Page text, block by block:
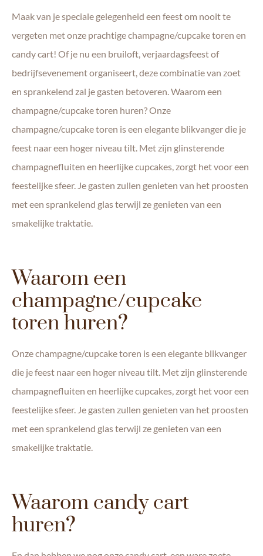
Maak van je speciale gelegenheid een feest om nooit te
vergeten met onze prachtige champagne/cupcake toren en
candy cart! Of je nu een bruiloft, verjaardagsfeest of
bedrijfsevenement organiseert, deze combinatie van zoet
en sprankelend zal je gasten betoveren. Waarom een
champagne/cupcake toren huren? Onze
champagne/cupcake toren is een elegante blikvanger die je
feest naar een hoger niveau tilt. Met zijn glinsterende
champagnefluiten en heerlijke cupcakes, zorgt het voor een
feestelijke sfeer. Je gasten zullen genieten van het proosten
met een sprankelend glas terwijl ze genieten van een
smakelijke traktatie.
Waarom een
champagne/cupcake
toren huren?
Onze champagne/cupcake toren is een elegante blikvanger
die je feest naar een hoger niveau tilt. Met zijn glinsterende
champagnefluiten en heerlijke cupcakes, zorgt het voor een
feestelijke sfeer. Je gasten zullen genieten van het proosten
met een sprankelend glas terwijl ze genieten van een
smakelijke traktatie.
Waarom candy cart
huren?